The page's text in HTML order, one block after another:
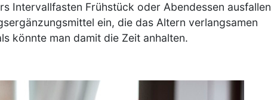
Intervallfasten Frühstück oder Abendessen ausfallen
ein, die das Altern verlangsamen
könnte man damit die Zeit anhalten.